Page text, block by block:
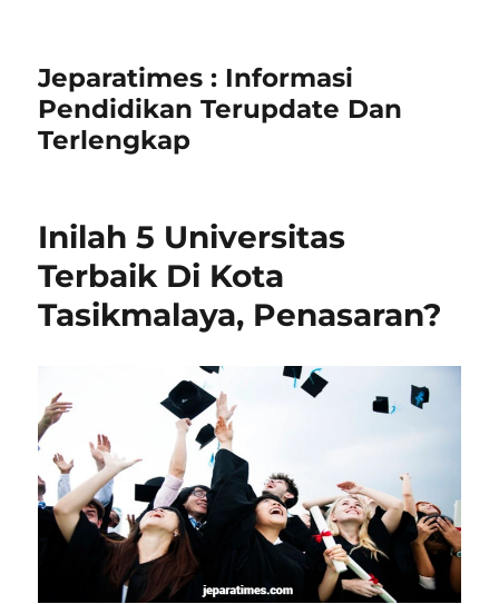
Jeparatimes : Informasi
Pendidikan Terupdate Dan
Terlengkap
Inilah 5 Universitas
Terbaik Di Kota
Tasikmalaya, Penasaran?